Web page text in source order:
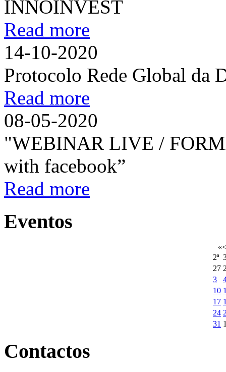
INNOINVEST
Read more
14-10-2020
Protocolo Rede Global da
Read more
08-05-2020
"WEBINAR LIVE /
with facebook”
Read more
Eventos
«<
2ª
27
3
10
17
24
31
Contactos